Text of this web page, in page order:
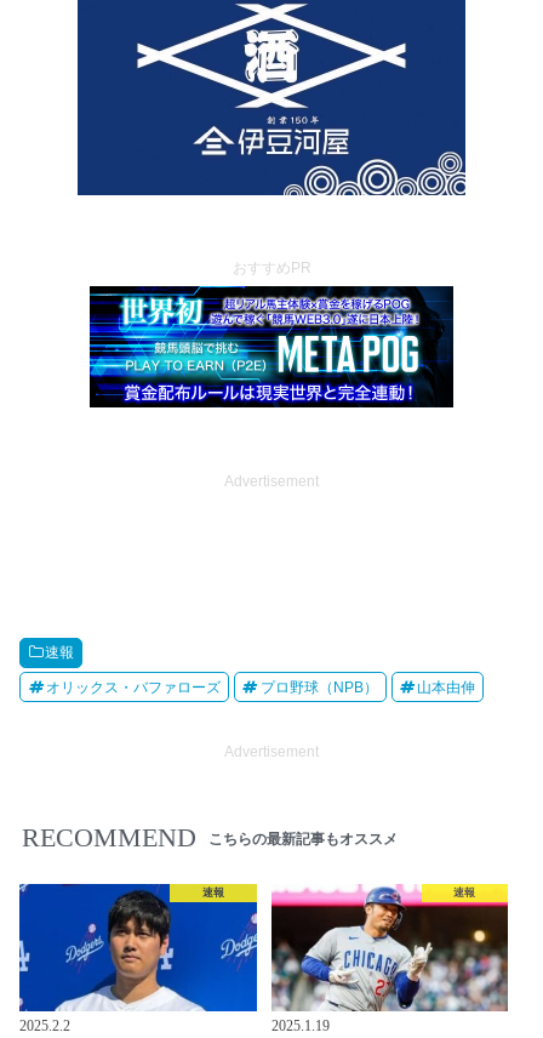
おすすめPR
Advertisement
速報
オリックス・バファローズ プロ野球（NPB） 山本由伸
Advertisement
RECOMMEND こちらの最新記事もオススメ
速報
2025.2.2
速報
2025.1.19